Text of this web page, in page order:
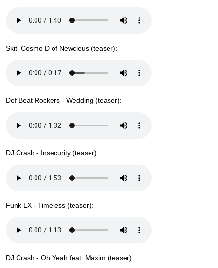
Skit: Cosmo D of Newcleus (teaser):
Def Beat Rockers - Wedding (teaser):
DJ Crash - Insecurity (teaser):
Funk LX - Timeless (teaser):
DJ Crash - Oh Yeah feat. Maxim (teaser):